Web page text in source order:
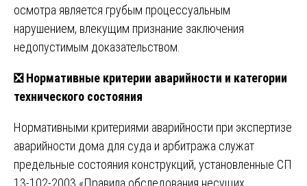
осмотра является грубым процессуальным
нарушением, влекущим признание заключения
недопустимым доказательством.
❎Нормативные критерии аварийности и категории
технического состояния
Нормативными критериями аварийности при экспертизе
аварийности дома для суда и арбитража служат
предельные состояния конструкций, установленные СП
13-102-2003 «Правила обследования несущих